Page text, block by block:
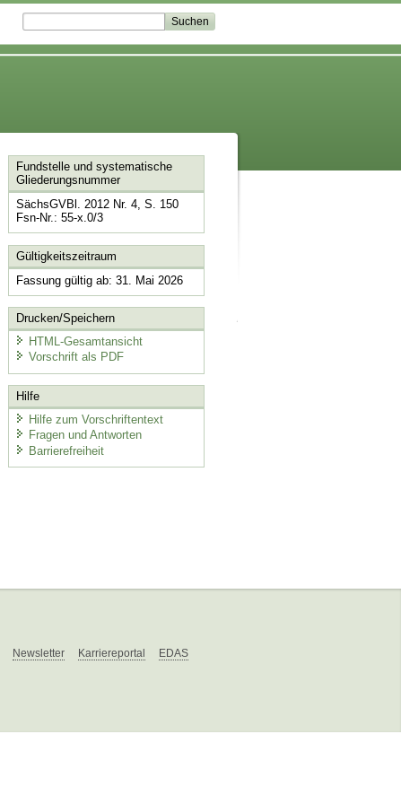
Fundstelle und systematische
Gliederungsnummer
SächsGVBl. 2012 Nr. 4, S. 150
Fsn-Nr.: 55-x.0/3
Gültigkeitszeitraum
Fassung gültig ab: 31. Mai 2026
Drucken/Speichern
HTML-Gesamtansicht
Vorschrift als PDF
Hilfe
Hilfe zum Vorschriftentext
Fragen und Antworten
Barrierefreiheit
Newsletter Karriereportal EDAS